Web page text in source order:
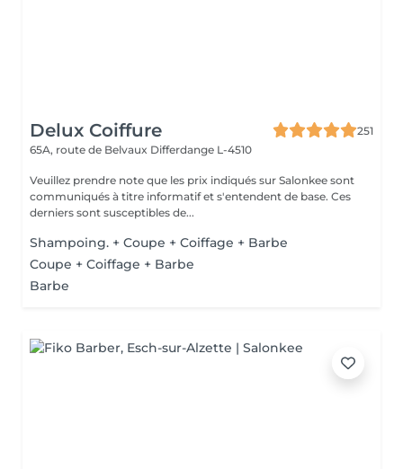
Delux Coiffure
251
65A, route de Belvaux Differdange L-4510
Veuillez prendre note que les prix indiqués sur Salonkee sont
communiqués à titre informatif et s'entendent de base. Ces
derniers sont susceptibles de...
Shampoing. + Coupe + Coiffage + Barbe
Coupe + Coiffage + Barbe
Barbe